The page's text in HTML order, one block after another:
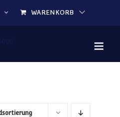
WARENKORB